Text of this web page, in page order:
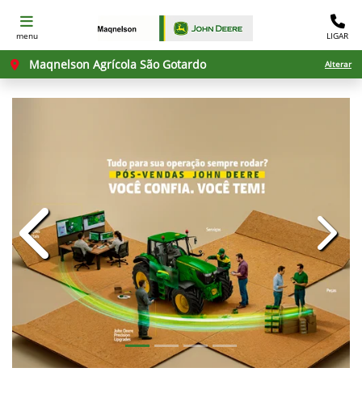
menu LIGAR
Maqnelson Agrícola São Gotardo Alterar
templates.template-